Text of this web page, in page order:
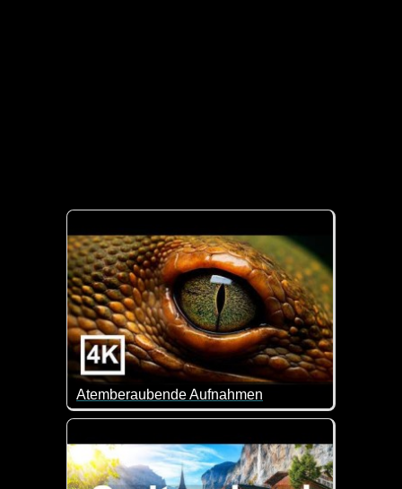
Atemberaubende Aufnahmen
Eine tolle Zusammenstellung schöner Aufnahmen